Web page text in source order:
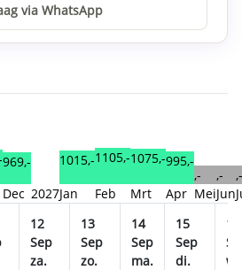
via WhatsApp
969,-
Dec 2027
1015,-
Jan
1105,-
Feb
1075,-
Mrt
995,-
Apr
,-
Mei
,-
Jun
,-
12
Sep
za.
13
Sep
zo.
14
Sep
ma.
15
Sep
di.
16